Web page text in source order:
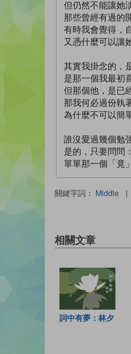
但仍然不能讓她
那些曾經有過
有時我會覺得，
又憑什麼可以讓
其實我掛念的，
是那一個我最初
但那個他，是已
那我何必過份執
為什麼不可以簡
誰沒愛過幾個勉
是的，只要問問
單單那一個「竟
關鍵字詞： Middle |
相關文章
詞中有夢：林夕